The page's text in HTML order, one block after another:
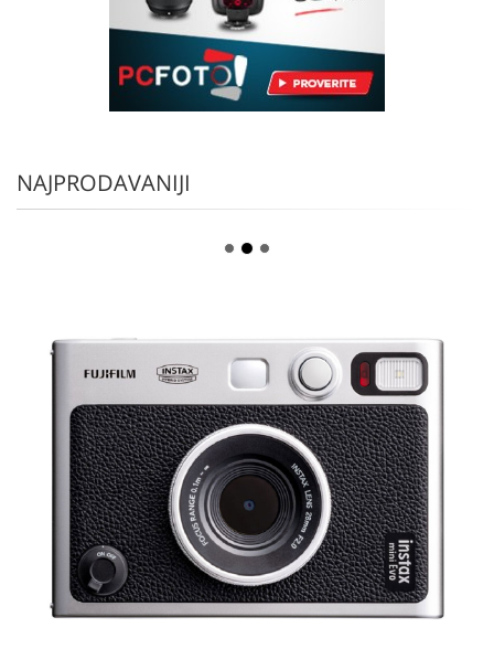
NAJPRODAVANIJI